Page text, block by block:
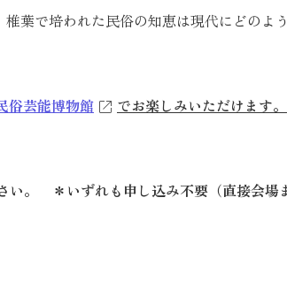
葉で培われた民俗の知恵は現代にどのよ
俗芸能博物館 でお楽しみいただけます。
い。 ＊ いずれも申し込み不要（直接会